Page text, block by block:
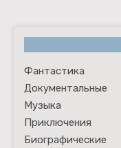
Фантастика
Документальные
Музыка
Приключения
Биографические